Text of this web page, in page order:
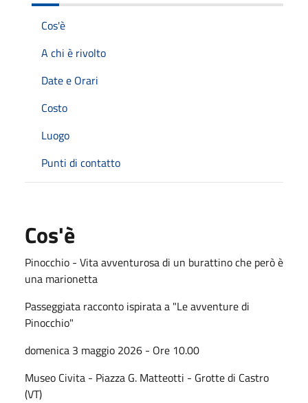
Cos'è
A chi è rivolto
Date e Orari
Costo
Luogo
Punti di contatto
Cos'è
Pinocchio - Vita avventurosa di un burattino che però è
una marionetta
Passeggiata racconto ispirata a "Le avventure di
Pinocchio"
domenica 3 maggio 2026 - Ore 10.00
Museo Civita - Piazza G. Matteotti - Grotte di Castro
(VT)